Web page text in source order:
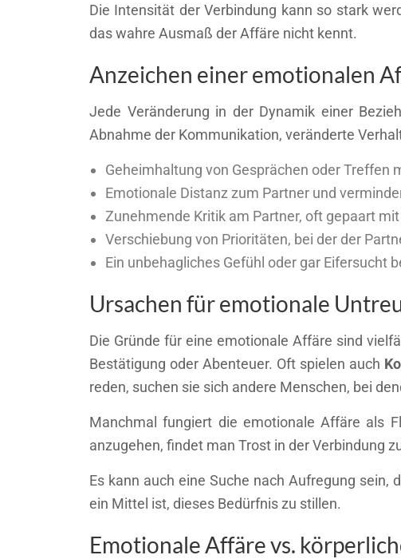
Die Intensität der Verbindung kann so stark
das wahre Ausmaß der Affäre nicht kennt.
Anzeichen einer emotionalen
Jede Veränderung in der Dynamik einer
Abnahme der Kommunikation, veränderte
Geheimhaltung von Gesprächen oder Treffen
Emotionale Distanz zum Partner und
Zunehmende Kritik am Partner, oft gepaart
Verschiebung von Prioritäten, bei der der
Ein unbehagliches Gefühl oder gar Eifersucht
Ursachen für emotionale
Die Gründe für eine emotionale Affäre sind
Bestätigung oder Abenteuer. Oft spielen auch
reden, suchen sie sich andere Menschen, bei
Manchmal fungiert die emotionale Affäre als
anzugehen, findet man Trost in der Verbindung
Es kann auch eine Suche nach Aufregung
ein Mittel ist, dieses Bedürfnis zu stillen.
Emotionale Affäre vs.